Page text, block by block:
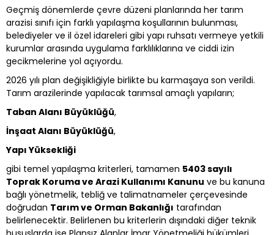
Geçmiş dönemlerde çevre düzeni planlarında her tarım
arazisi sınıfı için farklı yapılaşma koşullarının bulunması,
belediyeler ve il özel idareleri gibi yapı ruhsatı vermeye yetkili
kurumlar arasında uygulama farklılıklarına ve ciddi izin
gecikmelerine yol açıyordu.
2026 yılı plan değişikliğiyle birlikte bu karmaşaya son verildi.
Tarım arazilerinde yapılacak tarımsal amaçlı yapıların;
Taban Alanı Büyüklüğü,
İnşaat Alanı Büyüklüğü,
Yapı Yüksekliği
gibi temel yapılaşma kriterleri, tamamen 5403 sayılı
Toprak Koruma ve Arazi Kullanımı Kanunu ve bu kanuna
bağlı yönetmelik, tebliğ ve talimatnameler çerçevesinde
doğrudan Tarım ve Orman Bakanlığı tarafından
belirlenecektir. Belirlenen bu kriterlerin dışındaki diğer teknik